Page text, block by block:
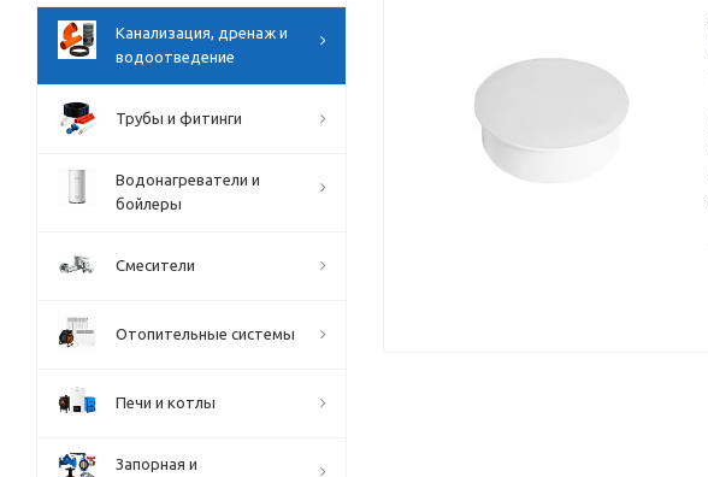
Канализация, дренаж и
водоотведение
Трубы и фитинги
Водонагреватели и
бойлеры
Смесители
Отопительные системы
Печи и котлы
Запорная и